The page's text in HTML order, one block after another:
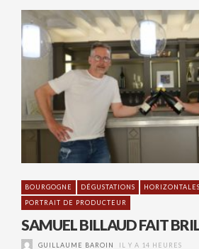
BOURGOGNE DÉGUSTATIONS
HORIZONTALES
PORTRAIT DE PRODUCTEUR
SAMUEL BILLAUD FAIT
GUILLAUME BAROIN IL Y A 14 HEURES